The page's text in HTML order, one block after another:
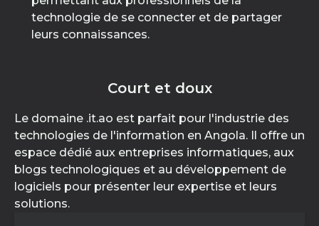
technologie de se connecter et de partager
leurs connaissances.
Court et doux
Le domaine .it.ao est parfait pour l'industrie des
technologies de l'information en Angola. Il offre un
espace dédié aux entreprises informatiques, aux
blogs technologiques et au développement de
logiciels pour présenter leur expertise et leurs
solutions.